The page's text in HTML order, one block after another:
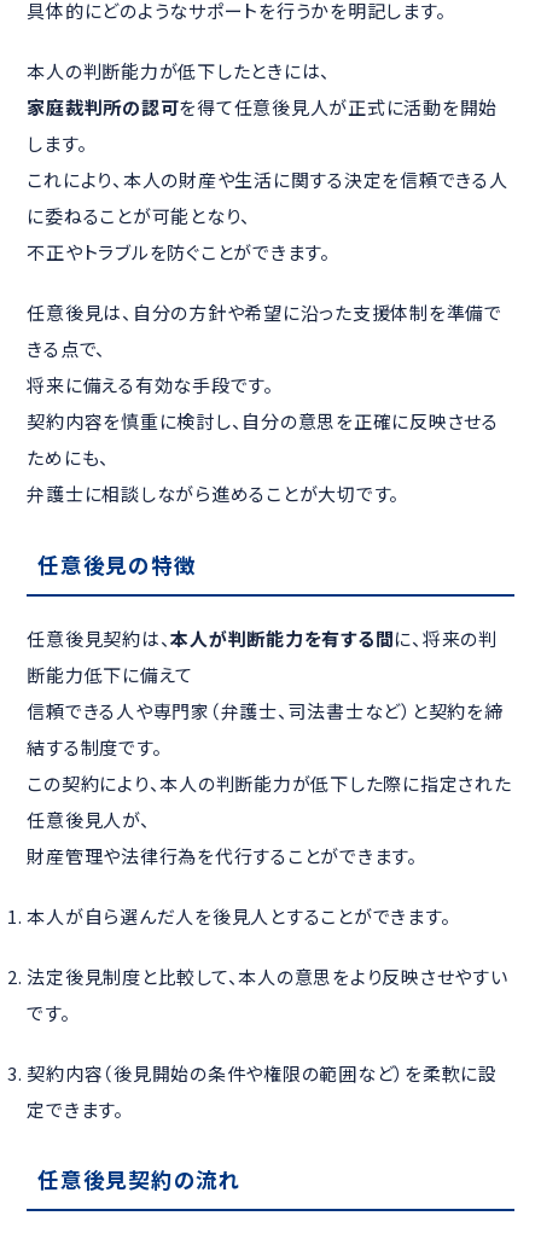
具体的にどのようなサポートを行うかを明記します。
本人の判断能力が低下したときには、
家庭裁判所の認可を得て任意後見人が正式に活動を開始
します。
これにより、本人の財産や生活に関する決定を信頼できる人
に委ねることが可能となり、
不正やトラブルを防ぐことができます。
任意後見は、自分の方針や希望に沿った支援体制を準備で
きる点で、
将来に備える有効な手段です。
契約内容を慎重に検討し、自分の意思を正確に反映させる
ためにも、
弁護士に相談しながら進めることが大切です。
任意後見の特徴
任意後見契約は、本人が判断能力を有する間に、将来の判
断能力低下に備えて
信頼できる人や専門家（弁護士、司法書士など）と契約を締
結する制度です。
この契約により、本人の判断能力が低下した際に指定された
任意後見人が、
財産管理や法律行為を代行することができます。
本人が自ら選んだ人を後見人とすることができます。
法定後見制度と比較して、本人の意思をより反映させやすい
です。
契約内容（後見開始の条件や権限の範囲など）を柔軟に設
定できます。
任意後見契約の流れ